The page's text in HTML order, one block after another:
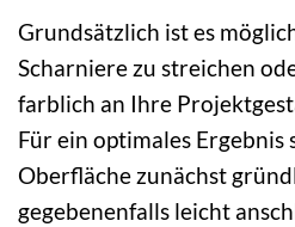
Grundsätzlich ist es
Scharniere zu streichen
farblich an Ihre
Für ein optimales Ergebnis
Oberfläche zunächst
gegebenenfalls leicht